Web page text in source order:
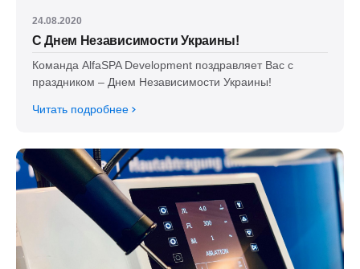
24.08.2020
С Днем Независимости Украины!
Команда AlfaSPA Development поздравляет Вас с
праздником – Днем Независимости Украины!
Читать подробнее